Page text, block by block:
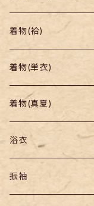
着物
帯
羽織り・道行
着物(袷)
小紋
色無地・江戸小紋
紬
訪問着・付下
着物(単衣)
着物(真夏)
浴衣
セオα・ポリ
振袖